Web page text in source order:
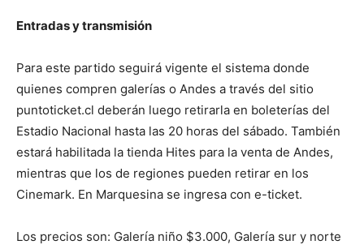
Entradas y transmisión
Para este partido seguirá vigente el sistema donde
quienes compren galerías o Andes a través del sitio
puntoticket.cl deberán luego retirarla en boleterías del
Estadio Nacional hasta las 20 horas del sábado. También
estará habilitada la tienda Hites para la venta de Andes,
mientras que los de regiones pueden retirar en los
Cinemark. En Marquesina se ingresa con e-ticket.
Los precios son: Galería niño $3.000, Galería sur y norte